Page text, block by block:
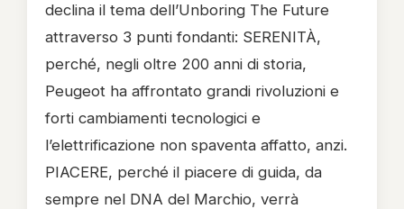
declina il tema dell’Unboring The Future
attraverso 3 punti fondanti: SERENITÀ,
perché, negli oltre 200 anni di storia,
Peugeot ha affrontato grandi rivoluzioni e
forti cambiamenti tecnologici e
l’elettrificazione non spaventa affatto, anzi.
PIACERE, perché il piacere di guida, da
sempre nel DNA del Marchio, verrà